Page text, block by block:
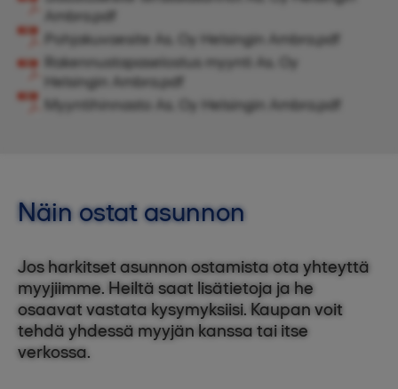
Ambra.pdf
Pohjakuvaesite As. Oy Helsingin Ambra.pdf
Rakennustapaselostus myynti As. Oy
Helsingin Ambra.pdf
Myyntihinnasto As. Oy Helsingin Ambra.pdf
Näin ostat asunnon
Jos harkitset asunnon ostamista ota yhteyttä
myyjiimme. Heiltä saat lisätietoja ja he
osaavat vastata kysymyksiisi. Kaupan voit
tehdä yhdessä myyjän kanssa tai itse
verkossa.